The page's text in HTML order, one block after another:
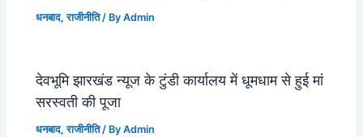
धनबाद,राजीनीति/ ByAdmin
देवभूमि झारखंड न्यूज के टुंडी कार्यालय में धूमधाम से हुई मां
सरस्वती की पूजा
धनबाद,राजीनीति/ ByAdmin